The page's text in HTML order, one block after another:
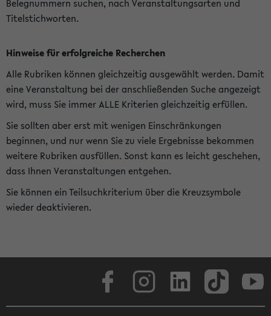
Belegnummern suchen, nach Veranstaltungsarten und
Titelstichworten.
Hinweise für erfolgreiche Recherchen
Alle Rubriken können gleichzeitig ausgewählt werden. Damit
eine Veranstaltung bei der anschließenden Suche angezeigt
wird, muss Sie immer ALLE Kriterien gleichzeitig erfüllen.
Sie sollten aber erst mit wenigen Einschränkungen
beginnen, und nur wenn Sie zu viele Ergebnisse bekommen
weitere Rubriken ausfüllen. Sonst kann es leicht geschehen,
dass Ihnen Veranstaltungen entgehen.
Sie können ein Teilsuchkriterium über die Kreuzsymbole
wieder deaktivieren.